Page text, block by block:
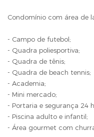
Condomínio com área de
- Campo de futebol;
- Quadra poliesportiva;
- Quadra de tênis;
- Quadra de beach tennis;
- Academia;
- Mini mercado;
- Portaria e segurança 24
- Piscina adulto e infantil;
- Área gourmet com